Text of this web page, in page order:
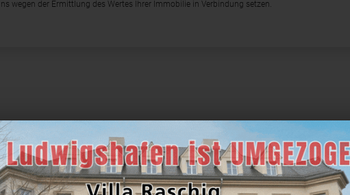
wegen der Ermittlung des Wertes Ihrer Immobilie in Verbindung setzen.